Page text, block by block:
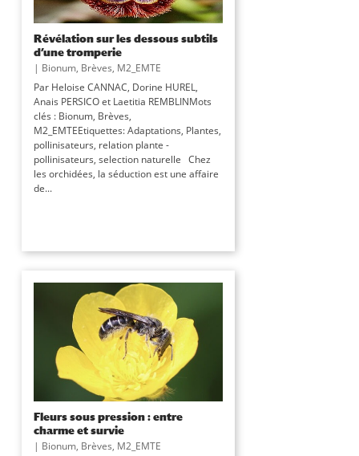
Révélation sur les dessous subtils
d’une tromperie
| Bionum, Brèves, M2_EMTE
Par Heloise CANNAC, Dorine HUREL,
Anais PERSICO et Laetitia REMBLINMots
clés : Bionum, Brèves,
M2_EMTEEtiquettes: Adaptations, Plantes,
pollinisateurs, relation plante -
pollinisateurs, selection naturelle Chez
les orchidées, la séduction est une affaire
de...
Fleurs sous pression : entre
charme et survie
| Bionum, Brèves, M2_EMTE